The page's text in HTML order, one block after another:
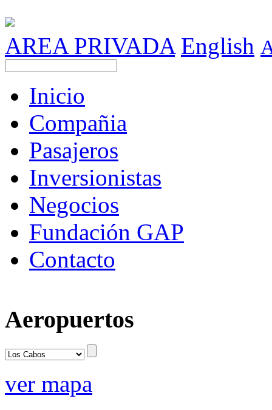
AREA PRIVADA English
Inicio
Compañia
Pasajeros
Inversionistas
Negocios
Fundación GAP
Contacto
Aeropuertos
ver mapa